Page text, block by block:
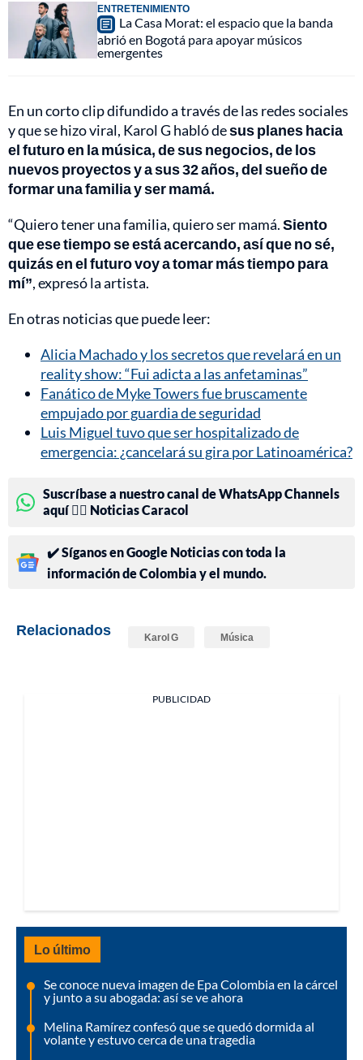
ENTRETENIMIENTO
La Casa Morat: el espacio que la banda
abrió en Bogotá para apoyar músicos
emergentes
En un corto clip difundido a través de las redes sociales
y que se hizo viral, Karol G habló desus planes hacia
el futuro en la música, de sus negocios, de los
nuevos proyectos y a sus 32 años, del sueño de
formar una familia y ser mamá.
“Quiero tener una familia, quiero ser mamá.Siento
que ese tiempo se está acercando, así que no sé,
quizás en el futuro voy a tomar más tiempo para
mí”, expresó la artista.
En otras noticias que puede leer:
Alicia Machado y los secretos que revelará en un
reality show: “Fui adicta a las anfetaminas”
Fanático de Myke Towers fue bruscamente
empujado por guardia de seguridad
Luis Miguel tuvo que ser hospitalizado de
emergencia: ¿cancelará su gira por Latinoamérica?
Suscríbase a nuestro canal de WhatsApp Channels
aquí 👉🏻 Noticias Caracol
✔️ Síganos en Google Noticias con toda la
información de Colombia y el mundo.
Relacionados Karol G Música
PUBLICIDAD
Lo último
Se conoce nueva imagen de Epa Colombia en la cárcel
y junto a su abogada: así se ve ahora
Melina Ramírez confesó que se quedó dormida al
volante y estuvo cerca de una tragedia